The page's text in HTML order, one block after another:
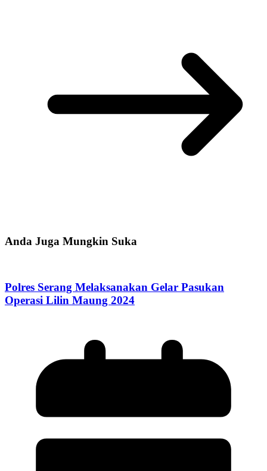
Anda Juga Mungkin Suka
Polres Serang Melaksanakan Gelar Pasukan
Operasi Lilin Maung 2024